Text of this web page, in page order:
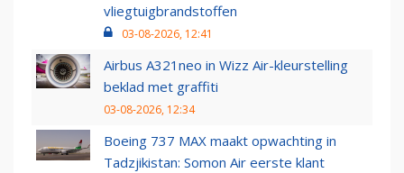
vliegtuigbrandstoffen
03-08-2026, 12:41
Airbus A321neo in Wizz Air-kleurstelling
beklad met graffiti
03-08-2026, 12:34
Boeing 737 MAX maakt opwachting in
Tadzjikistan: Somon Air eerste klant